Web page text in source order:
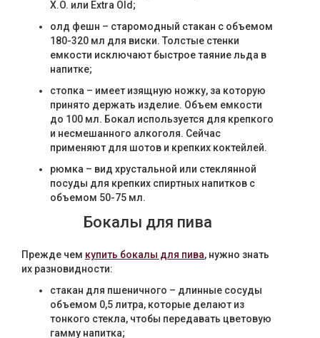
X.O. или Extra Old;
олд фешн – старомодный стакан с объемом
180-320 мл для виски. Толстые стенки
емкости исключают быстрое таяние льда в
напитке;
стопка – имеет изящную ножку, за которую
принято держать изделие. Объем емкости
до 100 мл. Бокал используется для крепкого
и несмешанного алкоголя. Сейчас
применяют для шотов и крепких коктейлей.
рюмка – вид хрустальной или стеклянной
посуды для крепких спиртных напитков с
объемом 50-75 мл.
Бокалы для пива
Прежде чем купить бокалы для пива, нужно знать
их разновидности:
стакан для пшеничного – длинные сосуды
объемом 0,5 литра, которые делают из
тонкого стекла, чтобы передавать цветовую
гамму напитка;